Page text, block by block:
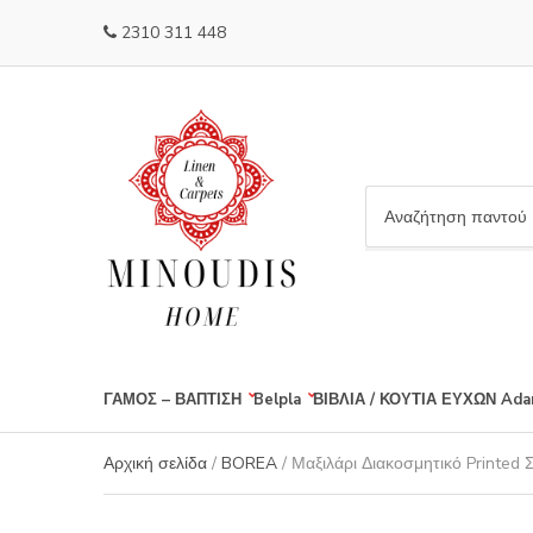
2310 311 448
a
y
n
a
m
ΓΑΜΟΣ – ΒΑΠΤΙΣΗ Belpla ΒΙΒΛΙΑ / ΚΟΥΤΙΑ ΕΥΧΩΝ
Αρχική σελίδα / BOREA / Μαξιλάρι Διακοσμητικό Printed